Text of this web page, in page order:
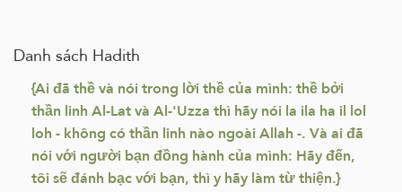
Danh sách Hadith
{Ai đã thề và nói trong lời thề của mình: thề bởi
thần linh Al-Lat và Al-'Uzza thì hãy nói la ila ha il lol
loh - không có thần linh nào ngoài Allah -. Và ai đã
nói với người bạn đồng hành của mình: Hãy đến,
tôi sẽ đánh bạc với bạn, thì y hãy làm từ thiện.}